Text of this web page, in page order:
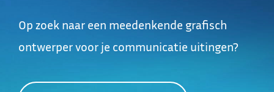
Op zoek naar een meedenkende grafisch
ontwerper voor je communicatie uitingen?